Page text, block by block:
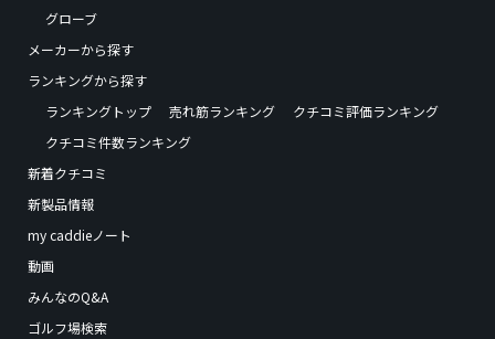
グローブ
メーカーから探す
ランキングから探す
ランキングトップ
売れ筋ランキング
クチコミ評価ランキング
クチコミ件数ランキング
新着クチコミ
新製品情報
my caddieノート
動画
みんなのQ&A
ゴルフ場検索